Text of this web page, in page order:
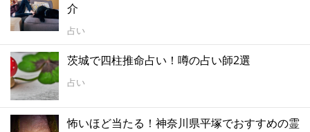
介
占い
茨城で四柱推命占い！噂の占い師2選
占い
怖いほど当たる！神奈川県平塚でおすすめの霊